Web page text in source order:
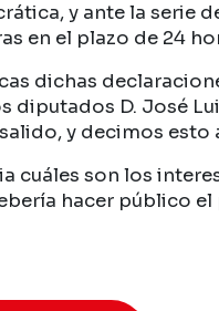
y ante la
en el plazo de 24
dichas
D. José
y decimos
son los
hacer público